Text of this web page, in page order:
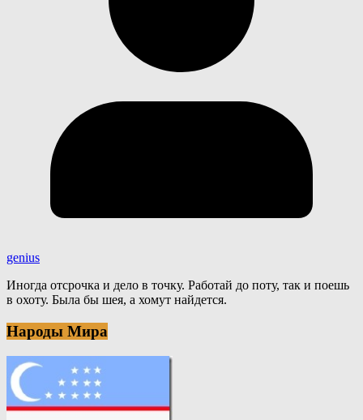
genius
Иногда отсрочка и дело в точку. Работай до поту, так и поешь
в охоту. Была бы шея, а хомут найдется.
Народы Мира